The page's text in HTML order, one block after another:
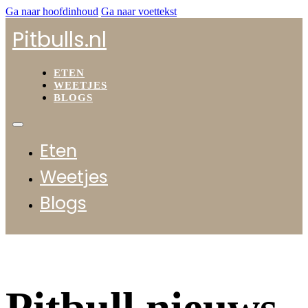
Ga naar hoofdinhoud Ga naar voettekst
Pitbulls.nl
ETEN
WEETJES
BLOGS
Eten
Weetjes
Blogs